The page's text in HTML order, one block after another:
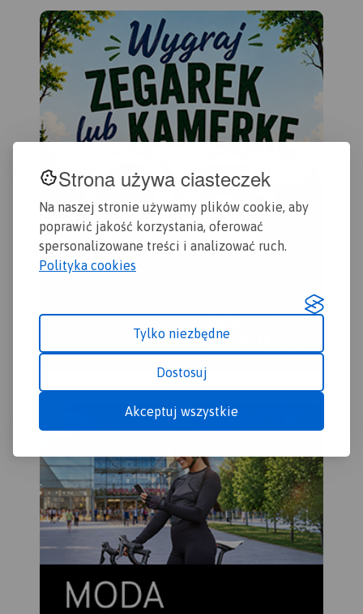
Strona używa ciasteczek
Na naszej stronie używamy plików cookie, aby
poprawić jakość korzystania, oferować
spersonalizowane treści i analizować ruch.
Polityka cookies
Tylko niezbędne
Dostosuj
Akceptuj wszystkie
Rok wydania: 2016/2017